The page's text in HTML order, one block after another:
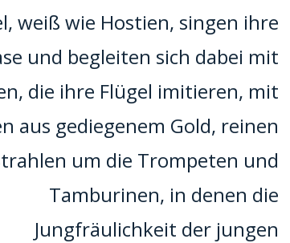
weiß wie Hostien, singen ihre
und begleiten sich dabei mit
die ihre Flügel imitieren, mit
aus gediegenem Gold, reinen
um die Trompeten und
Tamburinen, in denen die
Jungfräulichkeit der jungen